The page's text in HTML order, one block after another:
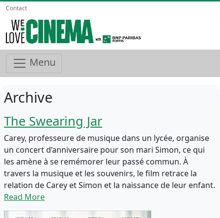
Contact
Menu
Archive
The Swearing Jar
Carey, professeure de musique dans un lycée, organise
un concert d’anniversaire pour son mari Simon, ce qui
les amène à se remémorer leur passé commun. À
travers la musique et les souvenirs, le film retrace la
relation de Carey et Simon et la naissance de leur enfant.
Read More